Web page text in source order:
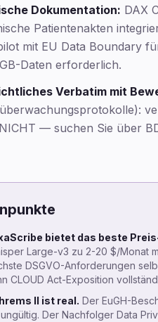
Dokumentation: DAX
Patientenakten
mit EU Data Boundary
Daten erforderlich.
Verbatim mit
— suchen Sie über
bietet das beste
Large-v3 zu 2-20 $/Monat
DSGVO-Anforderungen
CLOUD Act-Exposition
II ist real. Der EuGH-
Der Nachfolger Data